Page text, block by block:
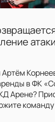
в ФК
Арене?